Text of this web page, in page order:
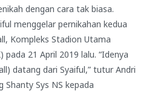
dengan cara tak biasa.
menggelar pernikahan kedua
Kompleks Stadion Utama
pada 21 April 2019 lalu. “Idenya
datang dari Syaiful,” tutur Andri
Shanty Sys NS kepada